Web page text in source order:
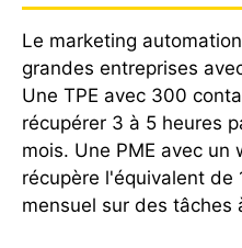
Le marketing
grandes entreprises
Une TPE avec 300
récupérer 3 à 5 heures
mois. Une PME avec un
récupère l'équivalent de
mensuel sur des tâches